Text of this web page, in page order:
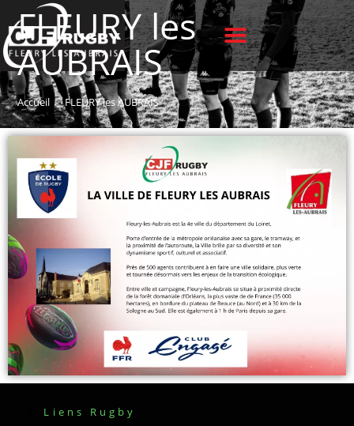
FLEURY les
AUBRAIS
Accueil > FLEURY les AUBRAIS
Liens Rugby